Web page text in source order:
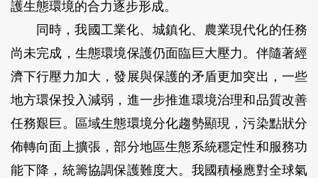
護生態環境的合力逐步形成。
同時，我國工業化、城鎮化、農業現代化的任務
尚未完成，生態環境保護仍面臨巨大壓力。伴隨著經
濟下行壓力加大，發展與保護的矛盾更加突出，一些
地方環保投入減弱，進一步推進環境治理和品質改善
任務艱巨。區域生態環境分化趨勢顯現，污染點狀分
佈轉向面上擴張，部分地區生態系統穩定性和服務功
能下降，統籌協調保護難度大。我國積極應對全球氣